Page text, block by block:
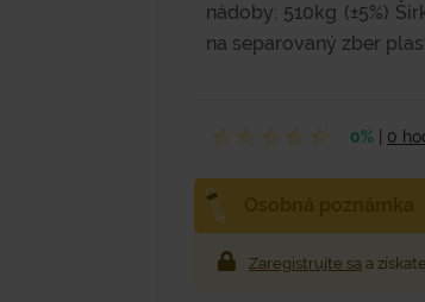
nádoby: 510kg (±5%)
na separovaný zber
0% 0
Zaregistrujte sa a